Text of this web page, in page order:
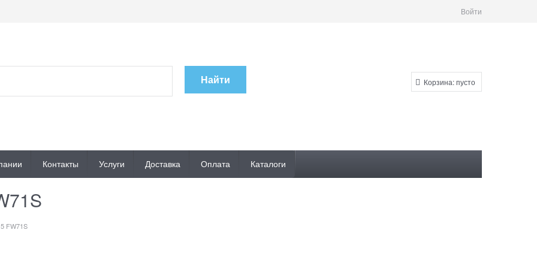
Войти
Найти Корзина:пусто
Контакты Услуги Доставка Оплата Каталоги
FW71S